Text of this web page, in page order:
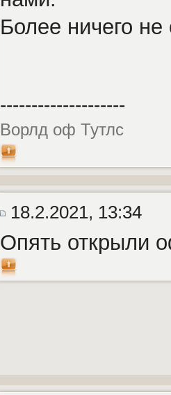
Более ничего не
--------------------
Ворлд оф Тутлс
18.2.2021, 13:34
Опять открыли